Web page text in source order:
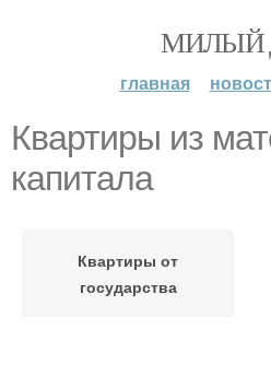
МИЛЫЙ
главная
Квартиры из
капитала
Квартиры от
государства